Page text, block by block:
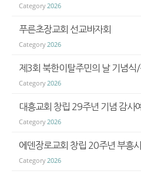
Category 2026
푸른초장교회 선교바자회
Category 2026
제3회 북한이탈주민의 날 기념식/
Category 2026
대흥교회 창립 29주년 기념 감사
Category 2026
에덴장로교회 창립 20주년 부흥
Category 2026